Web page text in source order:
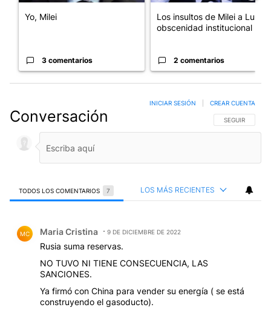
Yo, Milei
3 comentarios
Los insultos de Milei a Lula:
obscenidad institucional
2 comentarios
Conversación SIGA ESTA
SEGUIR
INICIAR SESIÓN CREAR CUENTA
TODOS LOS COMENTARIOS 7 LOS MÁS RECIENTES
MC Maria Cristina 9 DE DICIEMBRE DE 2022
Rusia suma reservas.
NO TUVO NI TIENE CONSECUENCIA, LAS
SANCIONES.
Ya firmó con China para vender su energía ( se está
construyendo el gasoducto).